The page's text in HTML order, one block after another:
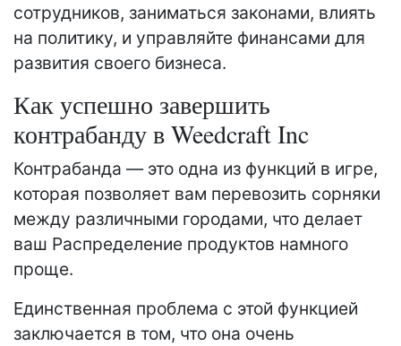
сотрудников, заниматься законами, влиять
на политику, и управляйте финансами для
развития своего бизнеса.
Как успешно завершить
контрабанду в Weedcraft Inc
Контрабанда — это одна из функций в игре,
которая позволяет вам перевозить сорняки
между различными городами, что делает
ваш Распределение продуктов намного
проще.
Единственная проблема с этой функцией
заключается в том, что она очень